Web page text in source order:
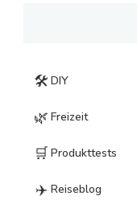
🛠️ DIY
🌿 Freizeit
🛒 Produkttests
✈️ Reiseblog